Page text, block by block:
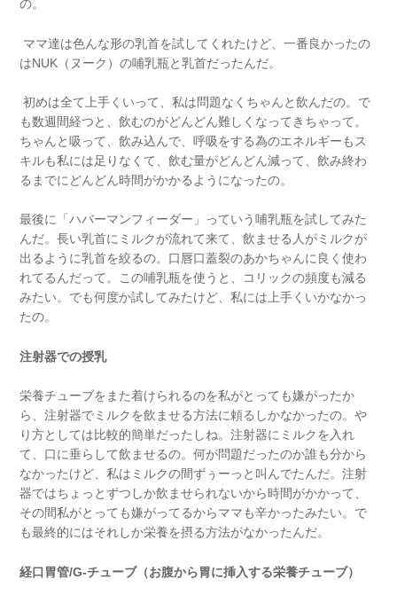
の。
ママ達は色んな形の乳首を試してくれたけど、一番良かったの
はNUK（ヌーク）の哺乳瓶と乳首だったんだ。
初めは全て上手くいって、私は問題なくちゃんと飲んだの。で
も数週間経つと、飲むのがどんどん難しくなってきちゃって。
ちゃんと吸って、飲み込んで、呼吸をする為のエネルギーもス
キルも私には足りなくて、飲む量がどんどん減って、飲み終わ
るまでにどんどん時間がかかるようになったの。
最後に「ハバーマンフィーダー」っていう哺乳瓶を試してみた
んだ。長い乳首にミルクが流れて来て、飲ませる人がミルクが
出るように乳首を絞るの。口唇口蓋裂のあかちゃんに良く使わ
れてるんだって。この哺乳瓶を使うと、コリックの頻度も減る
みたい。でも何度か試してみたけど、私には上手くいかなかっ
たの。
注射器での授乳
栄養チューブをまた着けられるのを私がとっても嫌がったか
ら、注射器でミルクを飲ませる方法に頼るしかなかったの。や
り方としては比較的簡単だったしね。注射器にミルクを入れ
て、口に垂らして飲ませるの。何が問題だったのか誰も分から
なかったけど、私はミルクの間ずぅーっと叫んでたんだ。注射
器ではちょっとずつしか飲ませられないから時間がかかって、
その間私がとっても嫌がってるからママも辛かったみたい。で
も最終的にはそれしか栄養を摂る方法がなかったんだ。
経口胃管/G-チューブ（お腹から胃に挿入する栄養チューブ）